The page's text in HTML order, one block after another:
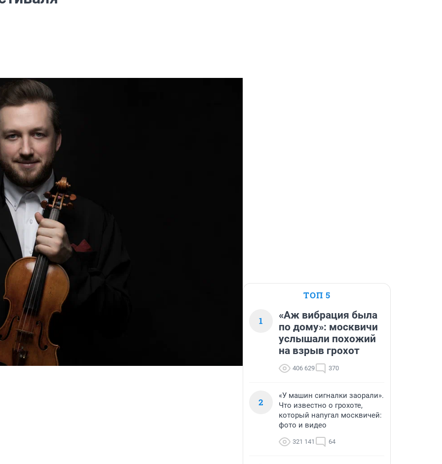
ТОП 5
1
«Аж вибрация была
по дому»: москвичи
услышали похожий
на взрыв грохот
406 629 370
2
«У машин сигналки заорали».
Что известно о грохоте,
который напугал москвичей:
фото и видео
321 141 64